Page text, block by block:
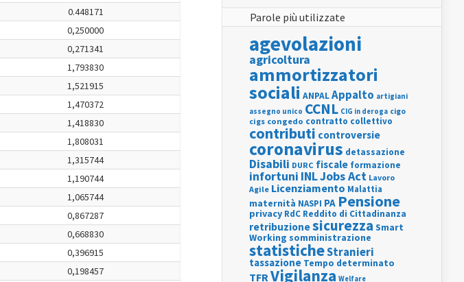
0.448171
0,250000
0,271341
1,793830
1,521915
1,470372
1,418830
1,808031
1,315744
1,190744
1,065744
0,867287
0,668830
0,396915
0,198457
Parole più utilizzate
agevolazioni
agricoltura
ammortizzatori
sociali ANPALAppalto artigiani
assegno unico CCNL CIG in deroga cigo
cigs congedo contratto collettivo
contributi controversie
coronavirus detassazione
Disabili DURC fiscale formazione
infortuni INLJobs Act Lavoro
Agile Licenziamento Malattia
maternità NASPI PA Pensione
privacy RdC Reddito di Cittadinanza
retribuzionesicurezza Smart
Working somministrazione
statisticheStranieri
tassazione Tempo determinato
TFRVigilanza Welfare